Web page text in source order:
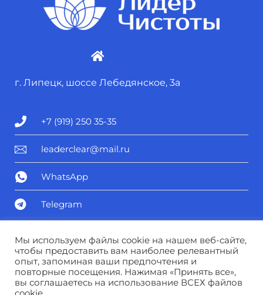
г. Липецк, шоссе Лебедянское, 3а
+7 (919) 250 35-35
leaderclear@mail.ru
WhatsApp
Telegram
Политика конфиденциальности
Соглашение о персональных данных
Мы используем файлы cookie на нашем веб-сайте,
чтобы предоставить вам наиболее релевантный
опыт, запоминая ваши предпочтения и
повторные посещения. Нажимая «Принять все»,
вы соглашаетесь на использование ВСЕХ файлов